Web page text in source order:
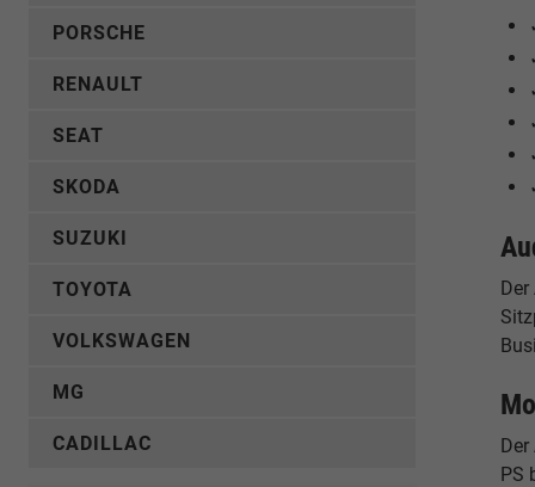
PS
PORSCHE
RENAULT
SEAT
SKODA
SUZUKI
TOYOTA
VOLKSWAGEN
MG
CADILLAC